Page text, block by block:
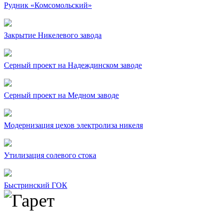
Рудник «Комсомольский»
Закрытие Никелевого завода
Серный проект на Надеждинском заводе
Серный проект на Медном заводе
Модернизация цехов электролиза никеля
Утилизация солевого стока
Быстринский ГОК